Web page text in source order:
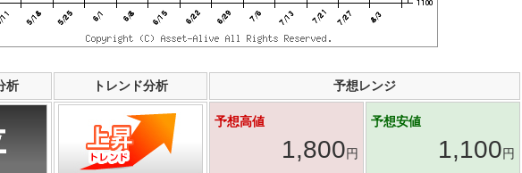
析 トレンド分析 予想レンジ
予想高値
1,800円
予想安値
1,100円